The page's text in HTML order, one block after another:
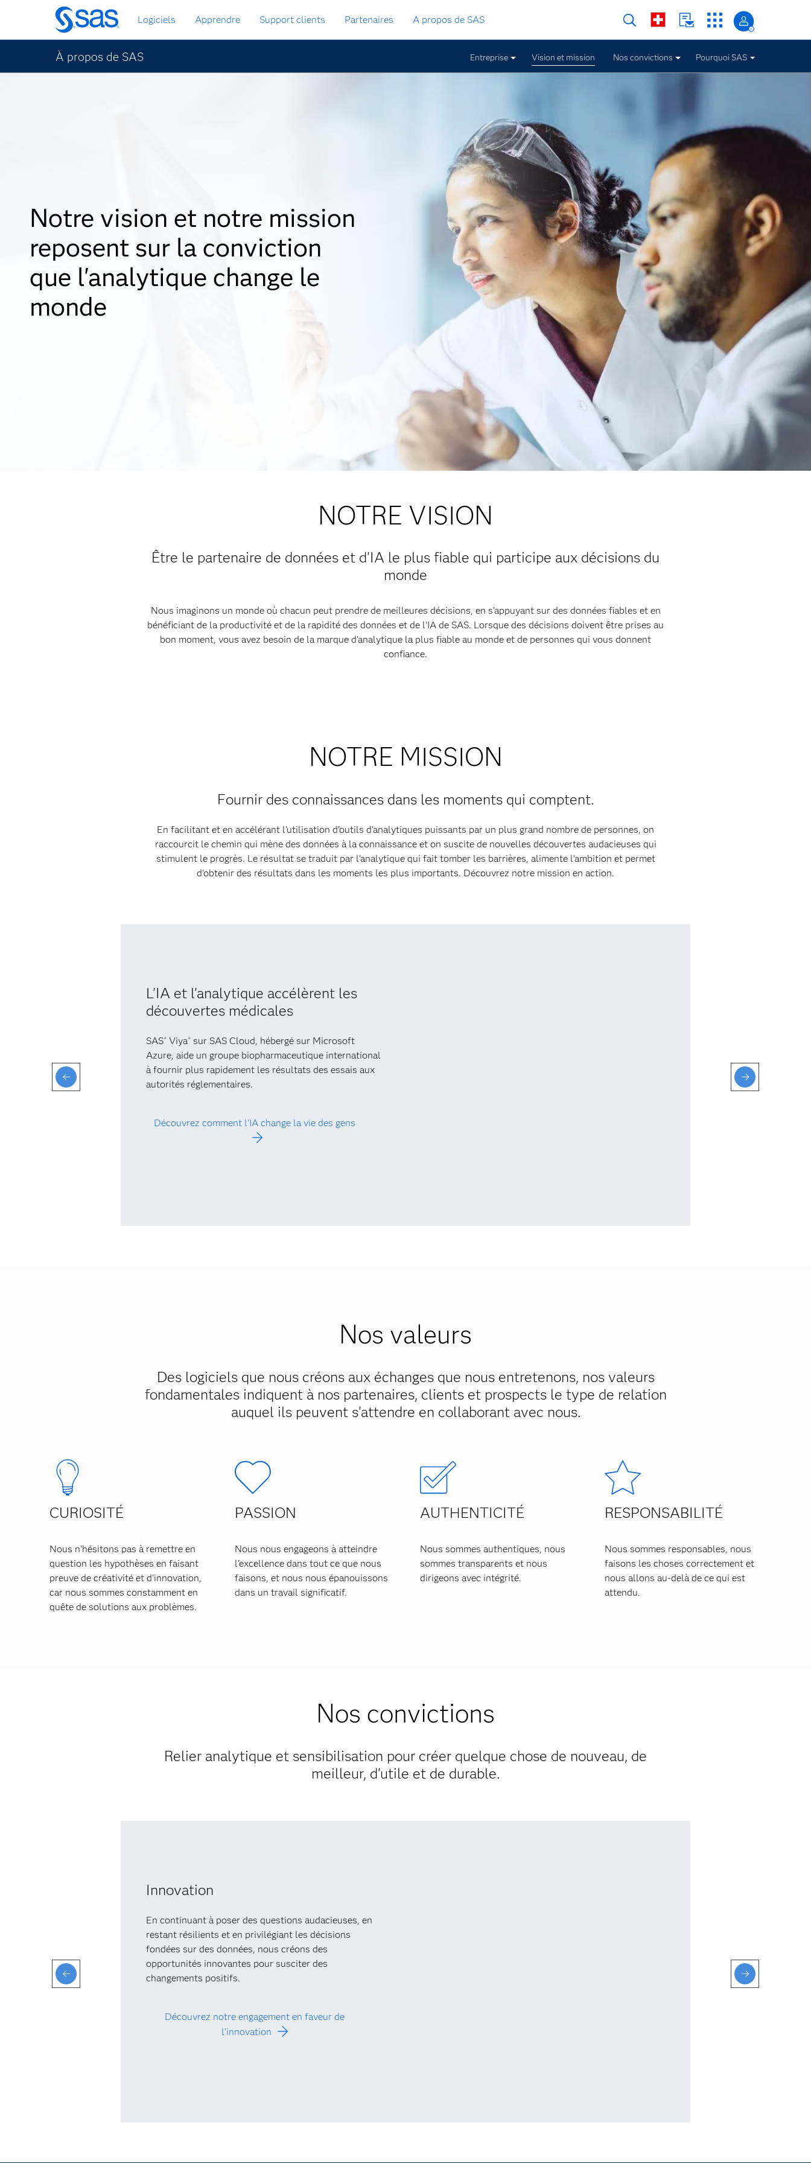
Passer
au
contenu
principal
Logiciels Apprendre Support clients Partenaires A propos de SAS
À propos de SAS Entreprise Vision et mission Nos convictions Pourquoi SAS
Notre vision et notre mission
reposent sur la conviction
que l'analytique change le
monde
NOTRE VISION
Être le partenaire de données et d'IA le plus fiable qui participe aux décisions du
monde
Nous imaginons un monde où chacun peut prendre de meilleures décisions, en s'appuyant sur des données fiables et en
bénéficiant de la productivité et de la rapidité des données et de l'IA de SAS. Lorsque des décisions doivent être prises au
bon moment, vous avez besoin de la marque d'analytique la plus fiable au monde et de personnes qui vous donnent
confiance.
NOTRE MISSION
Fournir des connaissances dans les moments qui comptent.
En facilitant et en accélérant l'utilisation d'outils d'analytiques puissants par un plus grand nombre de personnes, on
raccourcit le chemin qui mène des données à la connaissance et on suscite de nouvelles découvertes audacieuses qui
stimulent le progrès. Le résultat se traduit par l'analytique qui fait tomber les barrières, alimente l'ambition et permet
d'obtenir des résultats dans les moments les plus importants. Découvrez notre mission en action.
L'IA et l'analytique accélèrent les
découvertes médicales
SAS®Viya® sur SAS Cloud, hébergé sur Microsoft
Azure, aide un groupe biopharmaceutique international
à fournir plus rapidement les résultats des essais aux
autorités réglementaires.
Découvrez comment l'IA change la vie des gens
Nos valeurs
Des logiciels que nous créons aux échanges que nous entretenons, nos valeurs
fondamentales indiquent à nos partenaires, clients et prospects le type de relation
auquel ils peuvent s'attendre en collaborant avec nous.
CURIOSITÉ
Nous n'hésitons pas à remettre en
question les hypothèses en faisant
preuve de créativité et d'innovation,
car nous sommes constamment en
quête de solutions aux problèmes.
PASSION
Nous nous engageons à atteindre
l'excellence dans tout ce que nous
faisons, et nous nous épanouissons
dans un travail significatif.
AUTHENTICITÉ
Nous sommes authentiques, nous
sommes transparents et nous
dirigeons avec intégrité.
RESPONSABILITÉ
Nous sommes responsables, nous
faisons les choses correctement et
nous allons au-delà de ce qui est
attendu.
Nos convictions
Relier analytique et sensibilisation pour créer quelque chose de nouveau, de
meilleur, d'utile et de durable.
Innovation
En continuant à poser des questions audacieuses, en
restant résilients et en privilégiant les décisions
fondées sur des données, nous créons des
opportunités innovantes pour susciter des
changements positifs.
Découvrez notre engagement en faveur de
l'innovation